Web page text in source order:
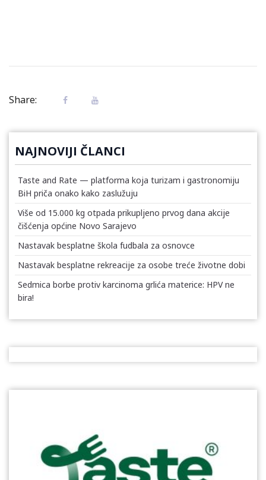
Share:
NAJNOVIJI ČLANCI
Taste and Rate — platforma koja turizam i gastronomiju
BiH priča onako kako zaslužuju
Više od 15.000 kg otpada prikupljeno prvog dana akcije
čišćenja općine Novo Sarajevo
Nastavak besplatne škola fudbala za osnovce
Nastavak besplatne rekreacije za osobe treće životne dobi
Sedmica borbe protiv karcinoma grlića materice: HPV ne
bira!